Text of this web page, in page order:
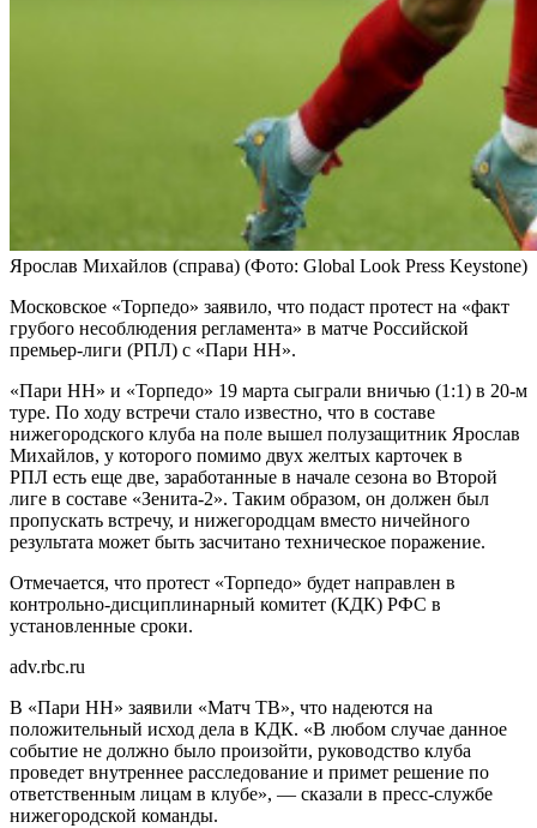
Ярослав Михайлов (справа) (Фото: Global Look Press Keystone)
Московское «Торпедо» заявило, что подаст протест на «факт
грубого несоблюдения регламента» в матче Российской
премьер-лиги (РПЛ) с «Пари НН».
«Пари НН» и «Торпедо» 19 марта сыграли вничью (1:1) в 20-м
туре. По ходу встречи стало известно, что в составе
нижегородского клуба на поле вышел полузащитник Ярослав
Михайлов, у которого помимо двух желтых карточек в
РПЛ есть еще две, заработанные в начале сезона во Второй
лиге в составе «Зенита-2». Таким образом, он должен был
пропускать встречу, и нижегородцам вместо ничейного
результата может быть засчитано техническое поражение.
Отмечается, что протест «Торпедо» будет направлен в
контрольно-дисциплинарный комитет (КДК) РФС в
установленные сроки.
adv.rbc.ru
В «Пари НН» заявили «Матч ТВ», что надеются на
положительный исход дела в КДК. «В любом случае данное
событие не должно было произойти, руководство клуба
проведет внутреннее расследование и примет решение по
ответственным лицам в клубе», — сказали в пресс-службе
нижегородской команды.